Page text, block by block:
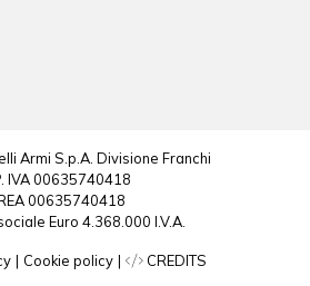
Armi S.p.A. Divisione Franchi
IVA 00635740418
00635740418
Euro 4.368.000 I.V.A.
| Cookie policy | CREDITS